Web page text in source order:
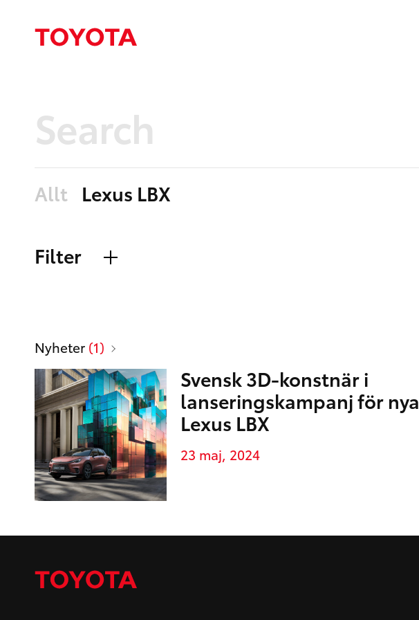
Allt Lexus LBX
Filter
Sidor
Nyheter (1)
Svensk 3D-konstnär i
lanseringskampanj för nya
Lexus LBX
23 maj, 2024